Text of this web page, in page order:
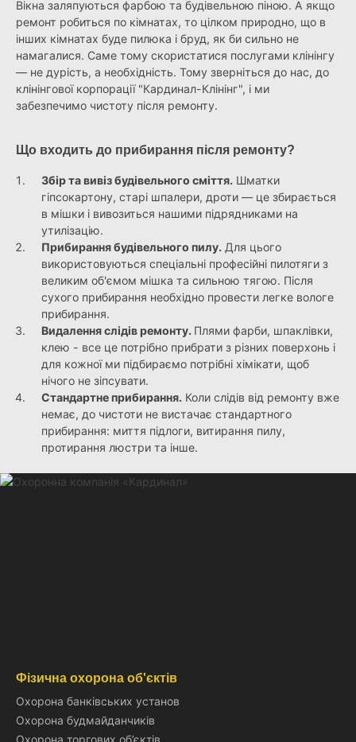
Вікна заляпуються фарбою та будівельною піною. А якщо
ремонт робиться по кімнатах, то цілком природно, що в
інших кімнатах буде пилюка і бруд, як би сильно не
намагалися. Саме тому скористатися послугами клінінгу
— не дурість, а необхідність. Тому зверніться до нас, до
клінінгової корпорації "Кардинал-Клінінг", і ми
забезпечимо чистоту після ремонту.
Що входить до прибирання після ремонту?
Збір та вивіз будівельного сміття. Шматки
гіпсокартону, старі шпалери, дроти — це збирається
в мішки і вивозиться нашими підрядниками на
утилізацію.
Прибирання будівельного пилу. Для цього
використовуються спеціальні професійні пилотяги з
великим об'ємом мішка та сильною тягою. Після
сухого прибирання необхідно провести легке вологе
прибирання.
Видалення слідів ремонту. Плями фарби, шпаклівки,
клею - все це потрібно прибрати з різних поверхонь і
для кожної ми підбираємо потрібні хімікати, щоб
нічого не зіпсувати.
Стандартне прибирання. Коли слідів від ремонту вже
немає, до чистоти не вистачає стандартного
прибирання: миття підлоги, витирання пилу,
протирання люстри та інше.
Фізична охорона об'єктів
Охорона банківських установ
Охорона будмайданчиків
Охорона торгових об’єктів